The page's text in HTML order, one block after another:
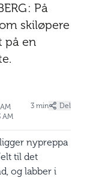
På
skiløpere
på en
AM
3 min Del
nypreppa
til det
og labber i